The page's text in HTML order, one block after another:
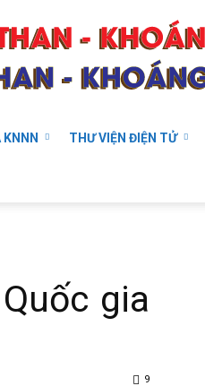
THƯ VIỆN ĐIỆN TỬ
gia
9